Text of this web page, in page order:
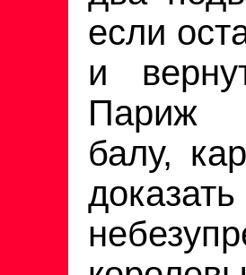
если
и
Париж
балу,
доказать